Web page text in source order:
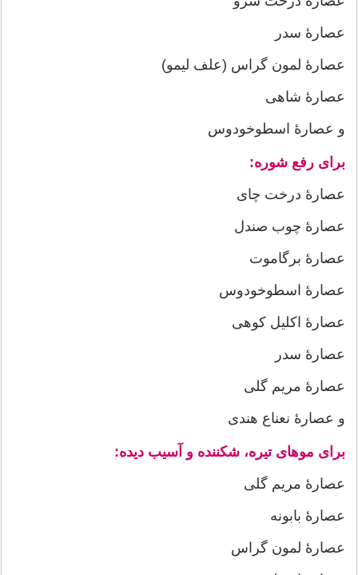
عصارۀ سدر
عصارۀ لمون گراس (علف لیمو)
عصارۀ شاهی
و عصارۀ اسطوخودوس
برای رفع شوره:
عصارۀ درخت چای
عصارۀ چوب صندل
عصارۀ برگاموت
عصارۀ اسطوخودوس
عصارۀ اکلیل کوهی
عصارۀ سدر
عصارۀ مریم گلی
و عصارۀ نعناع هندی
برای موهای تیره، شکننده و آسیب دیده:
عصارۀ مریم گلی
عصارۀ بابونه
عصارۀ لمون گراس